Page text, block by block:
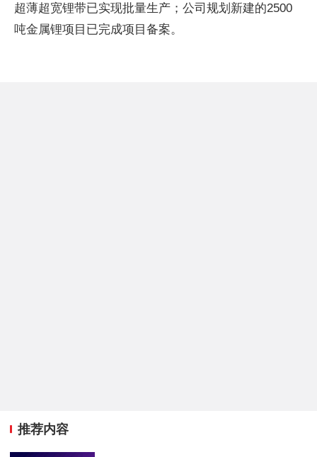
超薄超宽锂带已实现批量生产；公司规划新建的2500
吨金属锂项目已完成项目备案。
推荐内容